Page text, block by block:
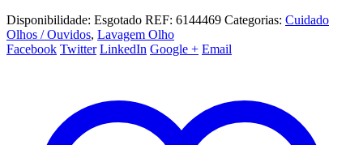
Disponibilidade: Esgotado REF: 6144469 Categorias: Cuidado
Olhos / Ouvidos, Lavagem Olho
Facebook Twitter LinkedIn Google + Email